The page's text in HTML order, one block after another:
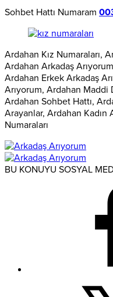
Sohbet Hattı Numaram
Ardahan Kız Numaraları,
Ardahan Arkadaş
Ardahan Erkek Arkadaş
Arıyorum, Ardahan Maddi
Ardahan Sohbet Hattı,
Arayanlar, Ardahan Kadın
Numaraları
BU KONUYU SOSYAL